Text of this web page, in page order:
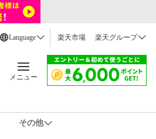
Language 楽天市場 楽天グループ
メニュー
その他